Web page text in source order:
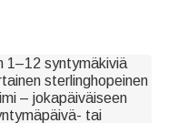
naiselle, joka